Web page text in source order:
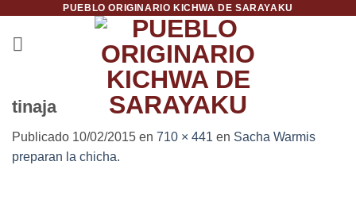
contenido
PUEBLO ORIGINARIO KICHWA DE SARAYAKU
tinaja
Publicado 10/02/2015 en 710 × 441 en Sacha Warmis
preparan la chicha.